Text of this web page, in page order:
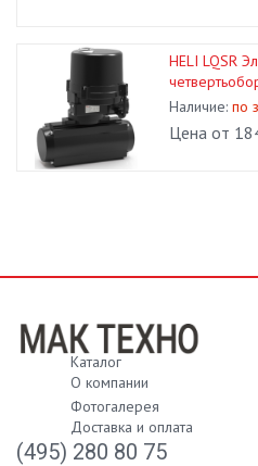
HELI LQSR
возвратом
Наличие:по
Цена от
Каталог
О компании
Фотогалерея
Доставка и оплата
(495) 280 80 75